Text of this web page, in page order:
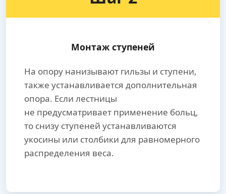
Монтаж ступеней
На опору нанизывают гильзы и ступени,
также устанавливается дополнительная
опора. Если лестницы
не предусматривает применение больц,
то снизу ступеней устанавливаются
укосины или столбики для равномерного
распределения веса.